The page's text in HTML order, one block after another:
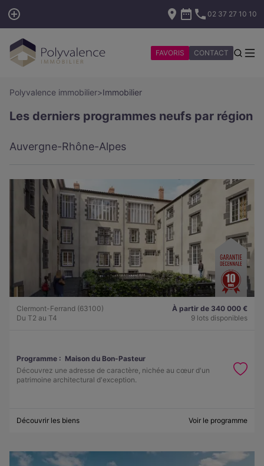
02 37 27 10 10
FAVORIS CONTACT
Polyvalence immobilier>Immobilier
Les derniers programmes neufs par région
Auvergne-Rhône-Alpes
Clermont-Ferrand (63100)
Du T2 au T4
À partir de 340 000 €
9 lots disponibles
Programme : Maison du Bon-Pasteur
Découvrez une adresse de caractère, nichée au cœur d'un
patrimoine architectural d'exception.
Découvrir les biens Voir le programme